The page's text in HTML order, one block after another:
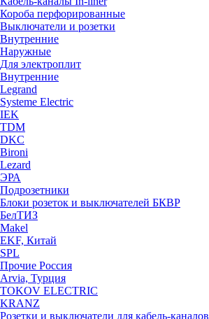
Короба перфорированные
Выключатели и розетки
Внутренние
Наружные
Для электроплит
Внутренние
Legrand
Systeme Electric
IEK
TDM
DKC
Bironi
Lezard
ЭРА
Подрозетники
Блоки розеток и выключателей БКВР
БелТИЗ
Makel
EKF, Китай
SPL
Прочие Россия
Arvia, Турция
TOKOV ELECTRIC
KRANZ
Розетки и выключатели для кабель-каналов